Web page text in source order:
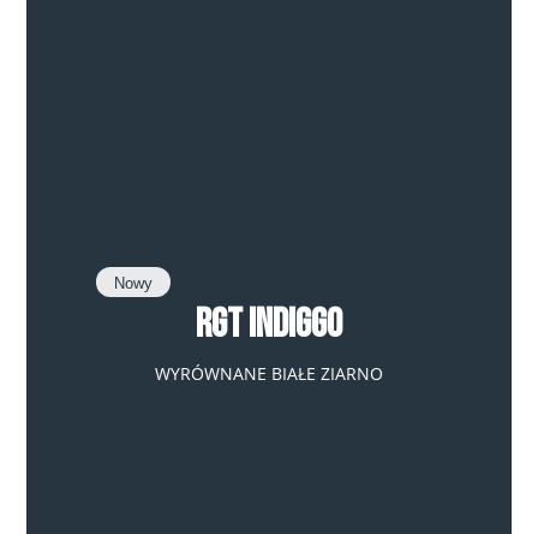
Nowy
RGT Indiggo
WYRÓWNANE BIAŁE ZIARNO